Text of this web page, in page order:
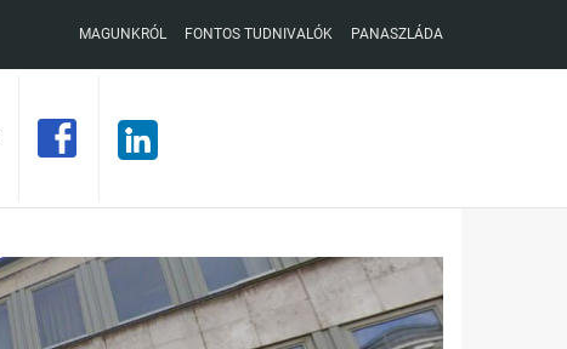
MAGUNKRÓL FONTOS TUDNIVALÓK PANASZLÁDA